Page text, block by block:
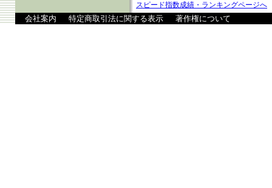
スピード指数成績・ランキングページへ
会社案内 特定商取引法に関する表示 著作権について